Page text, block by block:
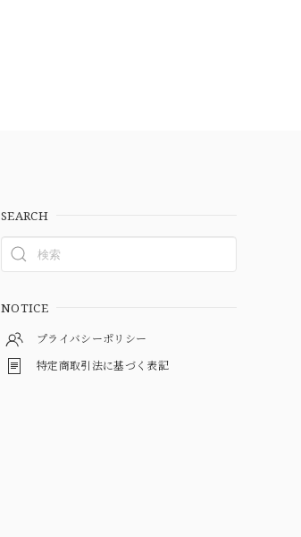
SEARCH
NOTICE
プライバシーポリシー
特定商取引法に基づく表記